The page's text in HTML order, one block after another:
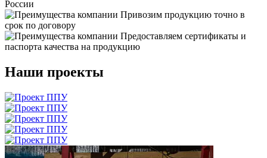
России
Привозим продукцию точно в
срок по договору
Предоставляем сертификаты и
паспорта качества на продукцию
Наши проекты